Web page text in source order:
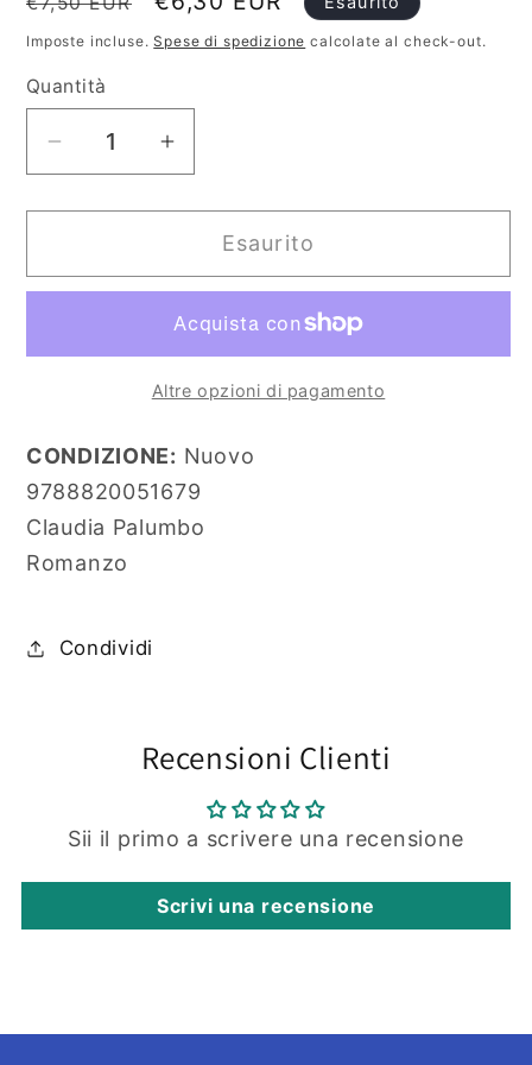
di
scontato
Imposte incluse.Spese di spedizione calcolate al check-out.
Quantità
Diminuisci
per
Aumenta
per
DamnedEsaurito
Altre opzioni di pagamento
CONDIZIONE: Nuovo
9788820051679
Claudia Palumbo
Romanzo
Condividi
Recensioni Clienti
Sii il primo a scrivere una recensione
Scrivi una recensione